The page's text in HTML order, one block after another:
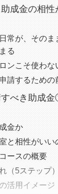
成金の相性
常が、そのま
る
ンこそ使わな
請するための
べき助成
金か
と相性がいい
ースの概要
（5ステップ）
活用イメージ